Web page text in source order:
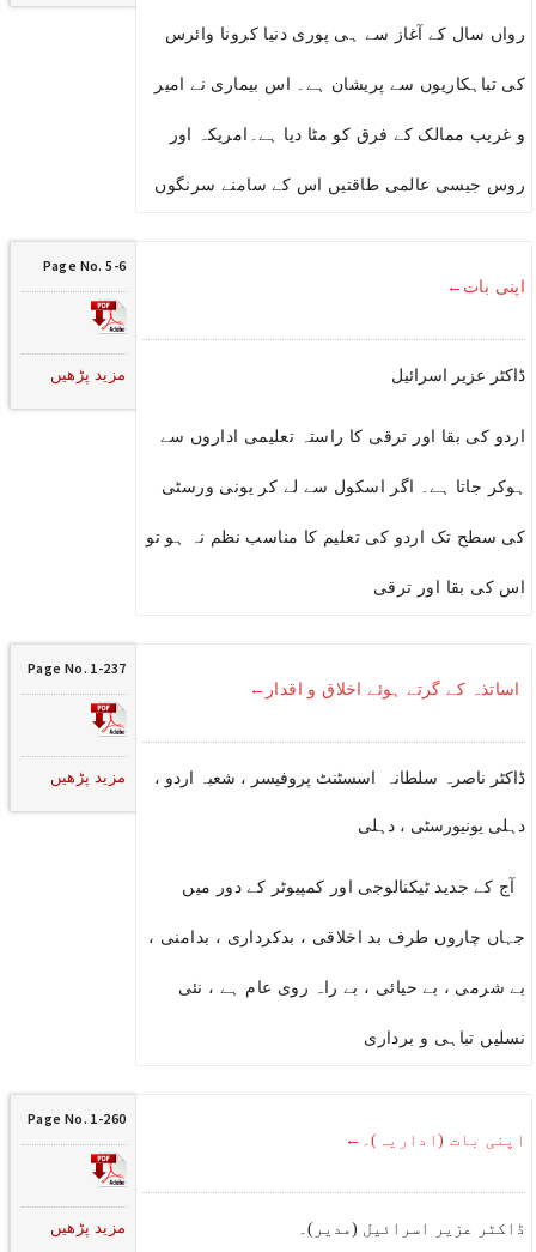
رواں سال کے آغاز سے ہی پوری دنیا کرونا وائرس
کی تباہکاریوں سے پریشان ہے۔ اس بیماری نے امیر
و غریب ممالک کے فرق کو مٹا دیا ہے۔امریکہ اور
روس جیسی عالمی طاقتیں اس کے سامنے سرنگوں
اپنی بات←
ڈاکٹر عزیر اسرائیل
اردو کی بقا اور ترقی کا راستہ تعلیمی اداروں سے
ہوکر جاتا ہے۔ اگر اسکول سے لے کر یونی ورسٹی
کی سطح تک اردو کی تعلیم کا مناسب نظم نہ ہو تو
اس کی بقا اور ترقی
Page No. 5-6
مزید پڑھیں
اساتذہ کے گرتے ہوئے اخلاق و اقدار←
ڈاکٹر ناصرہ سلطانہ اسسٹنٹ پروفیسر ، شعبہ اردو ،
دہلی یونیورسٹی ، دہلی
آج کے جدید ٹیکنالوجی اور کمپیوٹر کے دور میں
جہاں چاروں طرف بد اخلاقی ، بدکرداری ، بدامنی ،
بے شرمی ، بے حیائی ، بے راہ روی عام ہے ، نئی
نسلیں تباہی و برداری
Page No. 1-237
مزید پڑھیں
اپنی بات (اداریہ)۔←
ڈاکٹر عزیر اسرائیل (مدیر)۔
Page No. 1-260
مزید پڑھیں